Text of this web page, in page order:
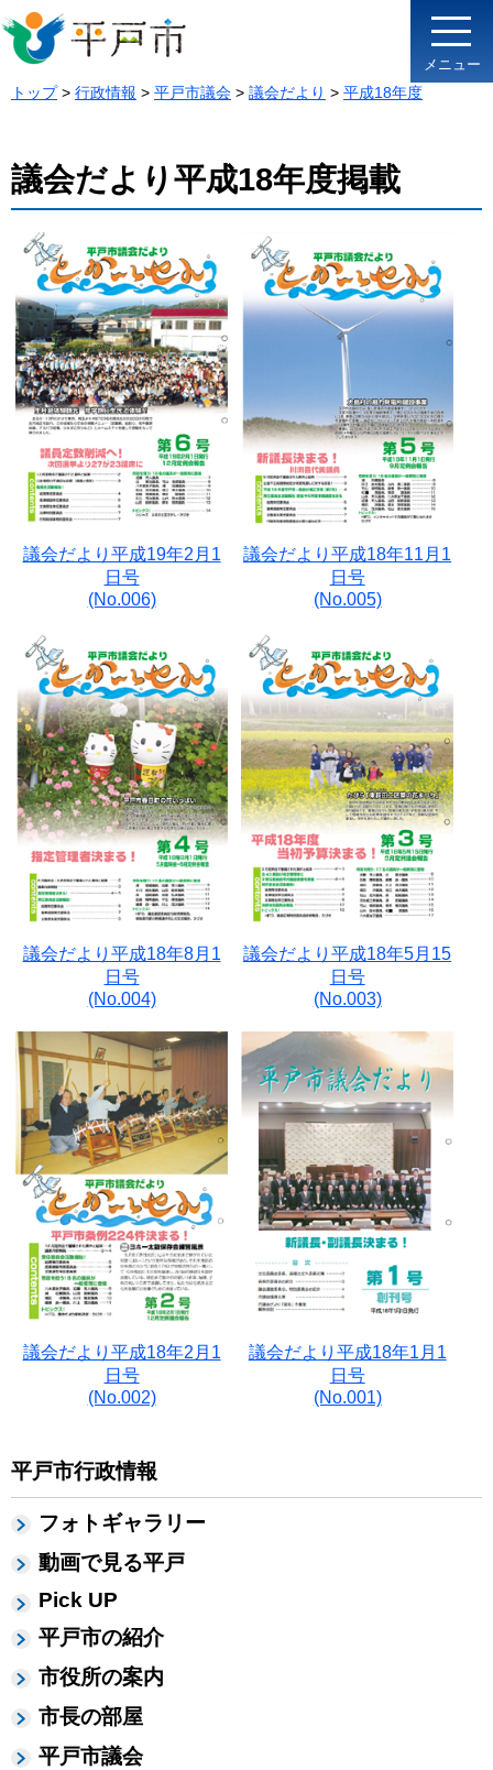
メニュー
トップ> 行政情報 > 平戸市議会 > 議会だより > 平成18年度
平戸市行政情報
フォトギャラリー
動画で見る平戸
Pick UP
平戸市の紹介
市役所の案内
市長の部屋
平戸市議会
議会だより平成18年度掲載
議会だより平成19年2月1
日号
(No.006)
議会だより平成18年11月1
日号
(No.005)
議会だより平成18年8月1
日号
(No.004)
議会だより平成18年5月15
日号
(No.003)
議会だより平成18年2月1
日号
(No.002)
議会だより平成18年1月1
日号
(No.001)